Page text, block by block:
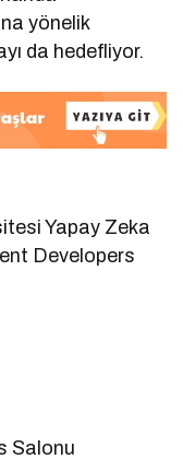
yönelik
da hedefliyor.
Yapay Zeka
Developers
Salonu